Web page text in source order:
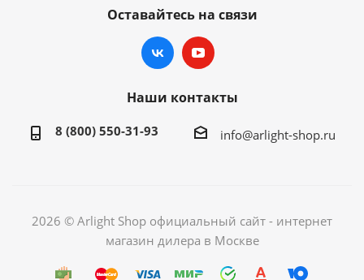
Оставайтесь на связи
Наши контакты
8 (800) 550-31-93 info@arlight-shop.ru
2026 © Arlight Shop официальный сайт - интернет
магазин дилера в Москве